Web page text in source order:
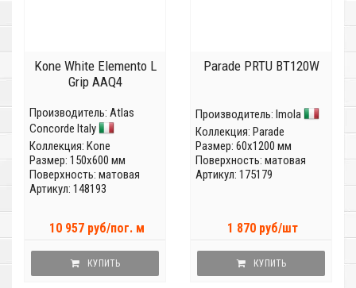
Kone White Elemento L
Grip AAQ4
Производитель: Atlas
Concorde Italy
Коллекция: Kone
Размер: 150x600 мм
Поверхность: матовая
Артикул: 148193
10 957 руб/пог. м
КУПИТЬ
Parade PRTU BT120W
Производитель: Imola
Коллекция: Parade
Размер: 60x1200 мм
Поверхность: матовая
Артикул: 175179
1 870 руб/шт
КУПИТЬ